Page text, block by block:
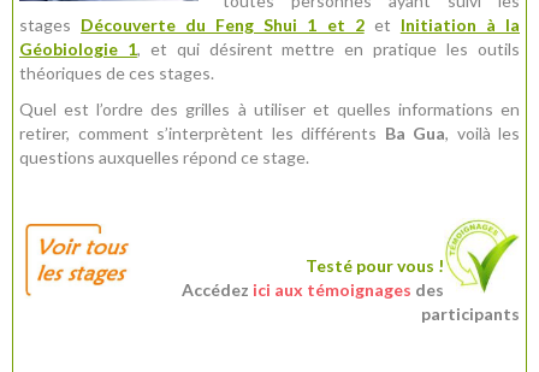
stages Découverte du Feng Shui 1 et 2et Initiation à la
Géobiologie 1, et qui désirent mettre en pratique les outils
théoriques de ces stages.
Quel est l’ordre des grilles à utiliser et quelles informations en
retirer, comment s’interprètent les différents Ba Gua, voilà les
questions auxquelles répond ce stage.
Testé pour vous !
Accédez ici aux témoignages des
participants